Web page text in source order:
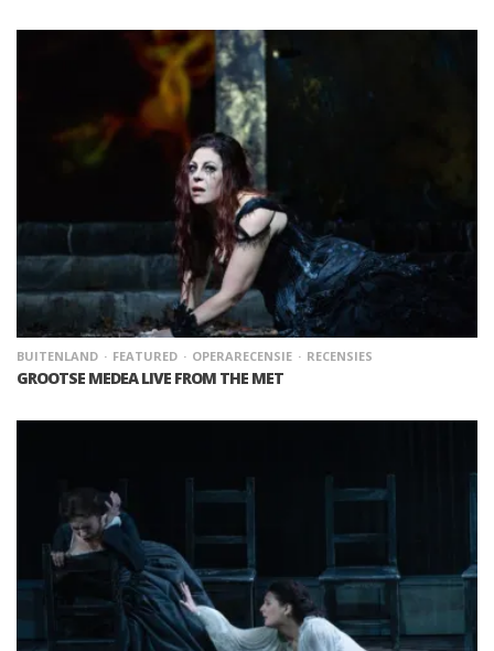
BUITENLAND FEATURED OPERARECENSIE RECENSIES
GROOTSE MEDEA LIVE FROM THE MET